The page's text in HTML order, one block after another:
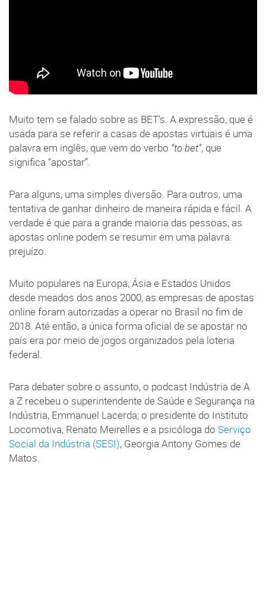
Muito tem se falado sobre as BET's. A expressão, que é
usada para se referir a casas de apostas virtuais é uma
palavra em inglês, que vem do verbo “to bet”, que
significa “apostar”.
Para alguns, uma simples diversão. Para outros, uma
tentativa de ganhar dinheiro de maneira rápida e fácil. A
verdade é que para a grande maioria das pessoas, as
apostas online podem se resumir em uma palavra:
prejuízo.
Muito populares na Europa, Ásia e Estados Unidos
desde meados dos anos 2000, as empresas de apostas
online foram autorizadas a operar no Brasil no fim de
2018. Até então, a única forma oficial de se apostar no
país era por meio de jogos organizados pela loteria
federal.
Para debater sobre o assunto, o podcast Indústria de A
a Z recebeu o superintendente de Saúde e Segurança na
Indústria, Emmanuel Lacerda; o presidente do Instituto
Locomotiva, Renato Meirelles e a psicóloga do Serviço
Social da Indústria (SESI), Georgia Antony Gomes de
Matos.